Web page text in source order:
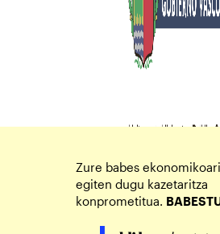
Zure babes
egiten dugu kazetaritza
konprometitua.